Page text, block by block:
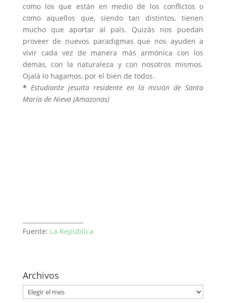
como los que están en medio de los conflictos o
como aquellos que, siendo tan distintos, tienen
mucho que aportar al país. Quizás nos puedan
proveer de nuevos paradigmas que nos ayuden a
vivir cada vez de manera más armónica con los
demás, con la naturaleza y con nosotros mismos.
Ojalá lo hagamos, por el bien de todos.
* Estudiante jesuita residente en la misión de Santa
María de Nieva (Amazonas)
Fuente: La República
Archivos
Archivos